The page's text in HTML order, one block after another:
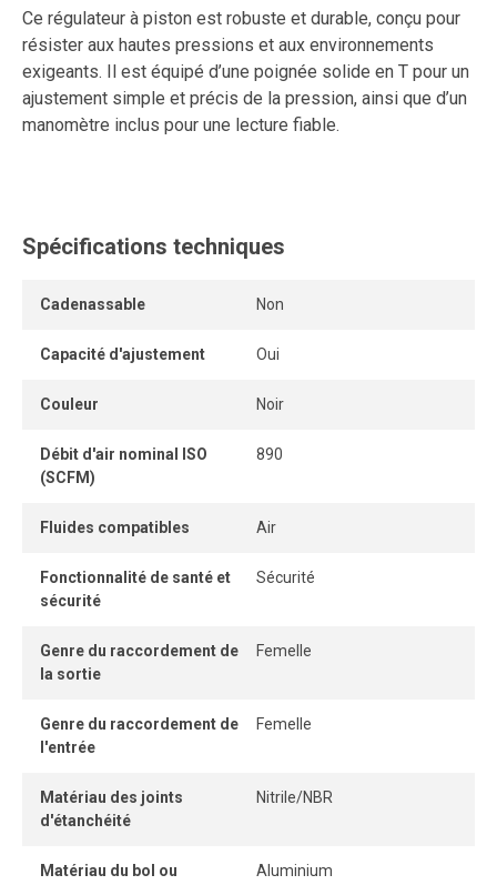
Ce régulateur à piston est robuste et durable, conçu pour
résister aux hautes pressions et aux environnements
exigeants. Il est équipé d’une poignée solide en T pour un
ajustement simple et précis de la pression, ainsi que d’un
manomètre inclus pour une lecture fiable.
facilite l’entretien et le maintien de la performance du
pression dans la plage souhaitée pour garantir un
équipements pneumatiques. Il réduit la haute pression
facile à gérer, prévenant ainsi les dommages aux
équipements en aval, diminuant la consommation d’air et
Spécifications techniques
Cadenassable Non
Capacité d'ajustement Oui
Couleur Noir
Débit d'air nominal ISO
(SCFM)
890
Fluides compatibles Air
Fonctionnalité de santé et
sécurité
Sécurité
Genre du raccordement de
la sortie
Femelle
Genre du raccordement de
l'entrée
Femelle
Matériau des joints
d'étanchéité
Nitrile/NBR
Matériau du bol ou
Aluminium